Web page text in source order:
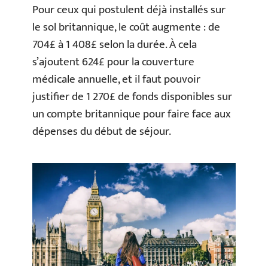
Pour ceux qui postulent déjà installés sur
le sol britannique, le coût augmente : de
704£ à 1 408£ selon la durée. À cela
s’ajoutent 624£ pour la couverture
médicale annuelle, et il faut pouvoir
justifier de 1 270£ de fonds disponibles sur
un compte britannique pour faire face aux
dépenses du début de séjour.